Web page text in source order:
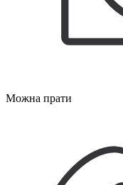
Можна прати